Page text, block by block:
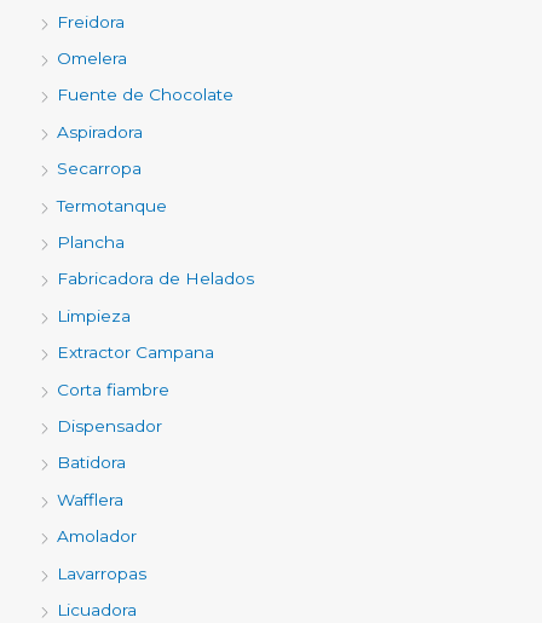
Freidora
Omelera
Fuente de Chocolate
Aspiradora
Secarropa
Termotanque
Plancha
Fabricadora de Helados
Limpieza
Extractor Campana
Corta fiambre
Dispensador
Batidora
Wafflera
Amolador
Lavarropas
Licuadora